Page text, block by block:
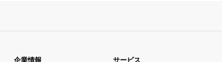
企業情報 サービス